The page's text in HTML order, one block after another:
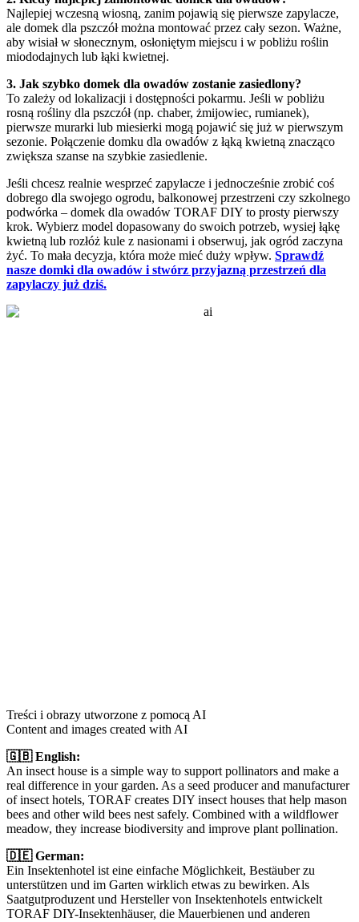
Najlepiej wczesną wiosną, zanim pojawią się pierwsze zapylacze,
ale domek dla pszczół można montować przez cały sezon. Ważne,
aby wisiał w słonecznym, osłoniętym miejscu i w pobliżu roślin
miododajnych lub łąki kwietnej.
3. Jak szybko domek dla owadów zostanie zasiedlony?
To zależy od lokalizacji i dostępności pokarmu. Jeśli w pobliżu
rosną rośliny dla pszczół (np. chaber, żmijowiec, rumianek),
pierwsze murarki lub miesierki mogą pojawić się już w pierwszym
sezonie. Połączenie domku dla owadów z łąką kwietną znacząco
zwiększa szanse na szybkie zasiedlenie.
Jeśli chcesz realnie wesprzeć zapylacze i jednocześnie zrobić coś
dobrego dla swojego ogrodu, balkonowej przestrzeni czy szkolnego
podwórka – domek dla owadów TORAF DIY to prosty pierwszy
krok. Wybierz model dopasowany do swoich potrzeb, wysiej łąkę
kwietną lub rozłóż kule z nasionami i obserwuj, jak ogród zaczyna
żyć. To mała decyzja, która może mieć duży wpływ. Sprawdź
nasze domki dla owadów i stwórz przyjazną przestrzeń dla
zapylaczy już dziś.
Treści i obrazy utworzone z pomocą AI
Content and images created with AI
🇬🇧 English:
An insect house is a simple way to support pollinators and make a
real difference in your garden. As a seed producer and manufacturer
of insect hotels, TORAF creates DIY insect houses that help mason
bees and other wild bees nest safely. Combined with a wildflower
meadow, they increase biodiversity and improve plant pollination.
🇩🇪 German:
Ein Insektenhotel ist eine einfache Möglichkeit, Bestäuber zu
unterstützen und im Garten wirklich etwas zu bewirken. Als
Saatgutproduzent und Hersteller von Insektenhotels entwickelt
TORAF DIY-Insektenhäuser, die Mauerbienen und anderen